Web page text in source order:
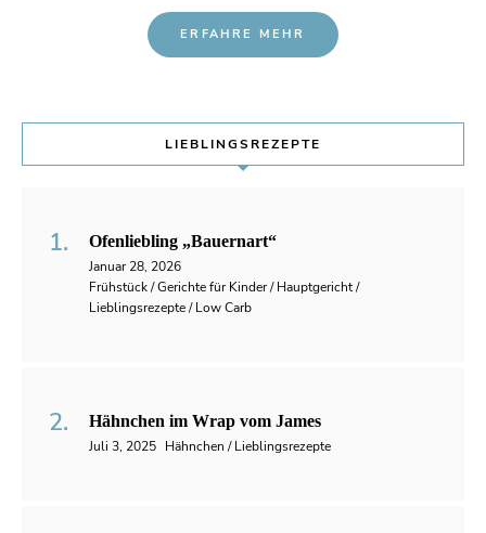
ERFAHRE MEHR
LIEBLINGSREZEPTE
Ofenliebling „Bauernart“
Januar 28, 2026
Frühstück / Gerichte für Kinder / Hauptgericht /
Lieblingsrezepte / Low Carb
Hähnchen im Wrap vom James
Juli 3, 2025 Hähnchen / Lieblingsrezepte